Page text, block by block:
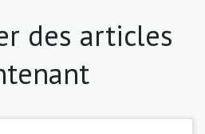
des articles